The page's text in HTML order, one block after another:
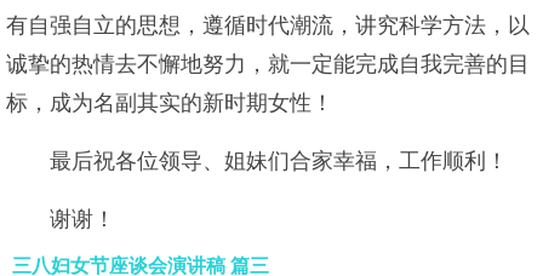
有自强自立的思想，遵循时代潮流，讲究科学方法，以
诚挚的热情去不懈地努力，就一定能完成自我完善的目
标，成为名副其实的新时期女性！
最后祝各位领导、姐妹们合家幸福，工作顺利！
谢谢！
三八妇女节座谈会演讲稿 篇三